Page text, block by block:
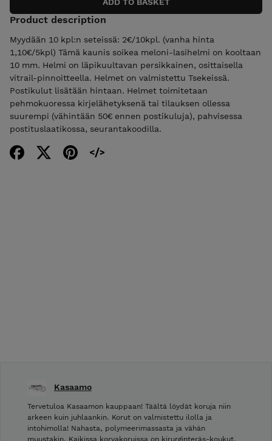
Product description
Myydään 10 kpl:n seteissä: 2€/10kpl. (vanha hinta
1,10€/5kpl) Tämä kaunis soikea meloni-lasihelmi on kooltaan
10 mm. Helmi on läpikuultavan persikkainen, osittaisella
vitrail-pinnoitteella. Helmet on valmistettu Tsekeissä.
Postikulut lisätään hintaan. Helmet toimitetaan
pehmokuoressa kirjelähetyksenä tai tilauksen ollessa
suurempi (vähintään 50€ ennen postikuluja), pahvisessa
postituslaatikossa, seurantakoodilla.
Kasaamo
Tervetuloa Kasaamon kauppaan! Täältä löydät koruja niin
arkeen kuin juhlaankin. Korut on valmistettu ilolla ja
intohimolla! Nahasta, polymeerimassasta ja vähän
muustakin. Kaikissa korvakoruissa on kirurginteräs-koukut.